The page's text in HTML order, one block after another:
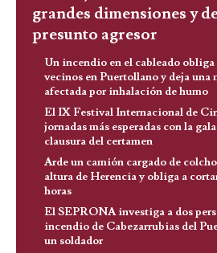
grandes dimensiones y
presunto agresor
Un incendio en el cableado obliga
vecinos en Puertollano y deja una
afectada por inhalación de humo
El IX Festival Internacional de
jornadas más esperadas con la
clausura del certamen
Arde un camión cargado de
altura de Herencia y obliga a
horas
El SEPRONA investiga a dos
incendio de Cabezarrubias del
un soldador